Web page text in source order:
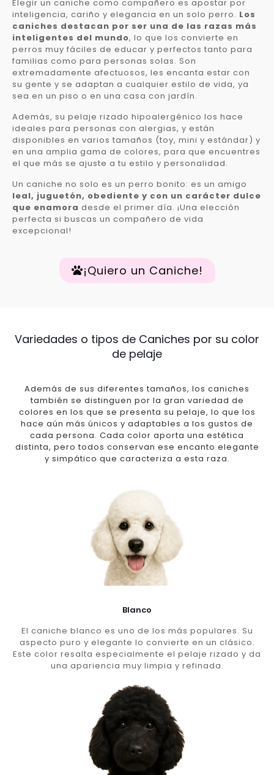
Elegir un caniche como compañero es apostar por
inteligencia, cariño y elegancia en un solo perro. Los
caniches destacan por ser una de las razas más
inteligentes del mundo, lo que los convierte en
perros muy fáciles de educar y perfectos tanto para
familias como para personas solas. Son
extremadamente afectuosos, les encanta estar con
su gente y se adaptan a cualquier estilo de vida, ya
sea en un piso o en una casa con jardín.
Además, su pelaje rizado hipoalergénico los hace
ideales para personas con alergias, y están
disponibles en varios tamaños (toy, mini y estándar) y
en una amplia gama de colores, para que encuentres
el que más se ajuste a tu estilo y personalidad.
Un caniche no solo es un perro bonito: es un amigo
leal, juguetón, obediente y con un carácter dulce
que enamora desde el primer día. ¡Una elección
perfecta si buscas un compañero de vida
excepcional!
¡Quiero un Caniche!
Variedades o tipos de Caniches por su color
de pelaje
Además de sus diferentes tamaños, los caniches
también se distinguen por la gran variedad de
colores en los que se presenta su pelaje, lo que los
hace aún más únicos y adaptables a los gustos de
cada persona. Cada color aporta una estética
distinta, pero todos conservan ese encanto elegante
y simpático que caracteriza a esta raza.
Blanco
El caniche blanco es uno de los más populares. Su
aspecto puro y elegante lo convierte en un clásico.
Este color resalta especialmente el pelaje rizado y da
una apariencia muy limpia y refinada.